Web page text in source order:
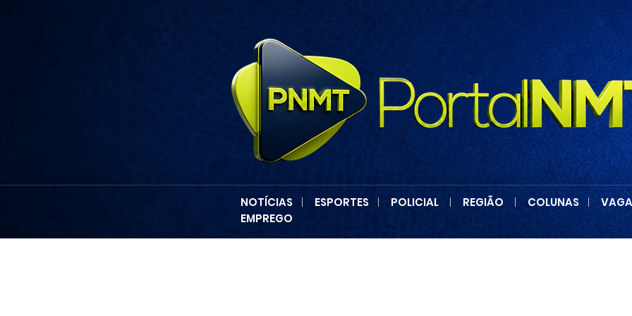
NOTÍCIAS | ESPORTES | POLICIAL | REGIÃO | COLUNAS|
EMPREGO